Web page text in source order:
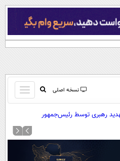
نسخه اصلی
باز
و
کردن
اول
آرشیو
رهبری توسط رئیس‌جمهور